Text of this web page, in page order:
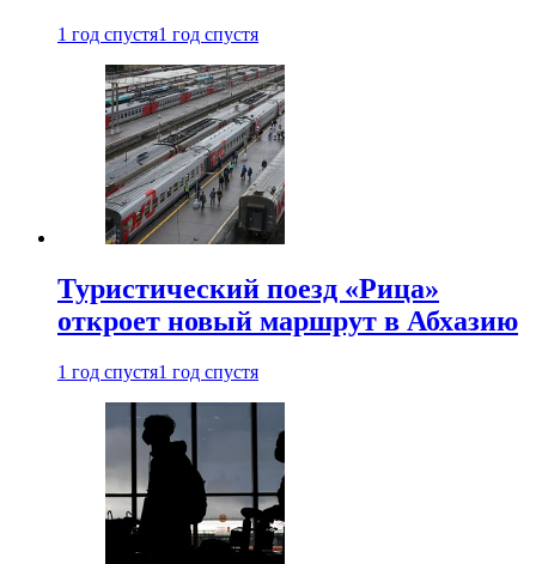
1 год спустя1 год спустя
Туристический поезд «Рица»
откроет новый маршрут в Абхазию
1 год спустя1 год спустя